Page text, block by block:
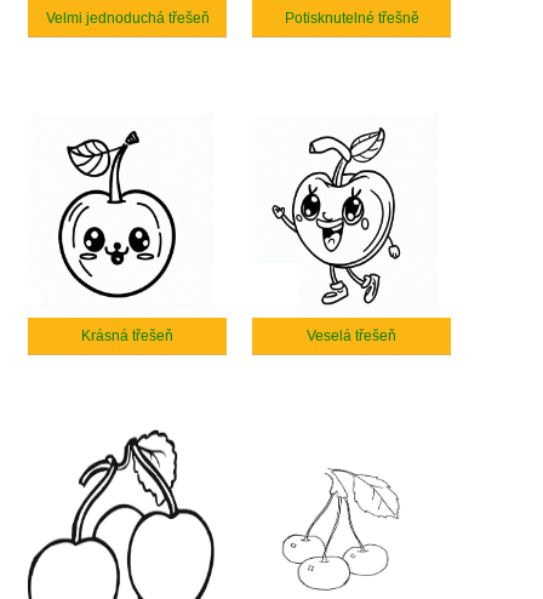
Velmi jednoduchá třešeň Potisknutelné třešně
Krásná třešeň Veselá třešeň